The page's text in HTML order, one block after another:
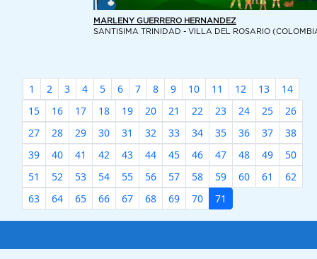
MARLENY GUERRERO HERNANDEZ
SANTISIMA TRINIDAD - VILLA DEL ROSARIO
1 2 3 4 5 6 7 8 9 10 11 12 13
14
15
16 17 18 19 20 21 22 23 24 25
26
27
28 29 30 31 32 33 34 35 36 37
38
39
40 41 42 43 44 45 46 47 48 49
50
51
52 53 54 55 56 57 58 59 60 61
62
63
64 65 66 67 68 69 70 71